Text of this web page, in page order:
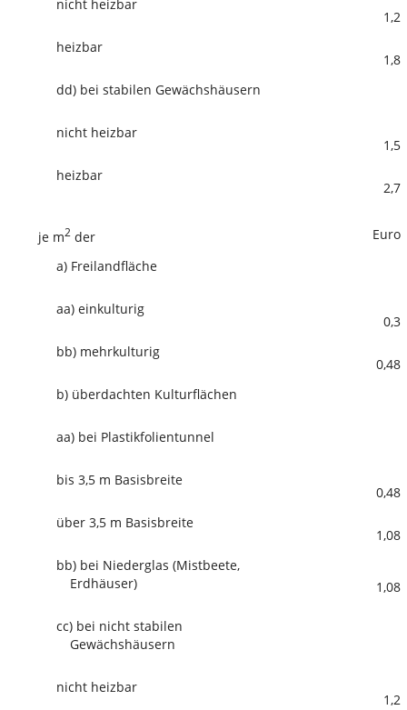
nicht heizbar
1,2
heizbar
1,8
dd) bei stabilen Gewächshäusern
nicht heizbar
1,5
heizbar
2,7
je m2 der
Euro
a) Freilandfläche
aa) einkulturig
0,3
bb) mehrkulturig
0,48
b) überdachten Kulturflächen
aa) bei Plastikfolientunnel
bis 3,5 m Basisbreite
0,48
über 3,5 m Basisbreite
1,08
bb) bei Niederglas (Mistbeete,
Erdhäuser)
1,08
cc) bei nicht stabilen
Gewächshäusern
nicht heizbar
1,2